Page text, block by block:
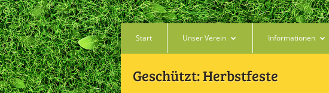
Start Unser Verein Informationen
Geschützt: Herbstfeste